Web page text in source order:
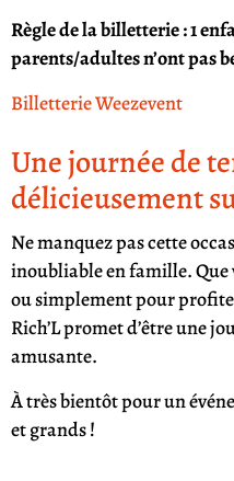
Règle de la billetterie : 1
parents/adultes n’ont pas
Billetterie Weezevent
Une journée de
délicieusement
Ne manquez pas cette
inoubliable en famille. Que
ou simplement pour
Rich’L promet d’être une
amusante.
À très bientôt pour un
et grands !